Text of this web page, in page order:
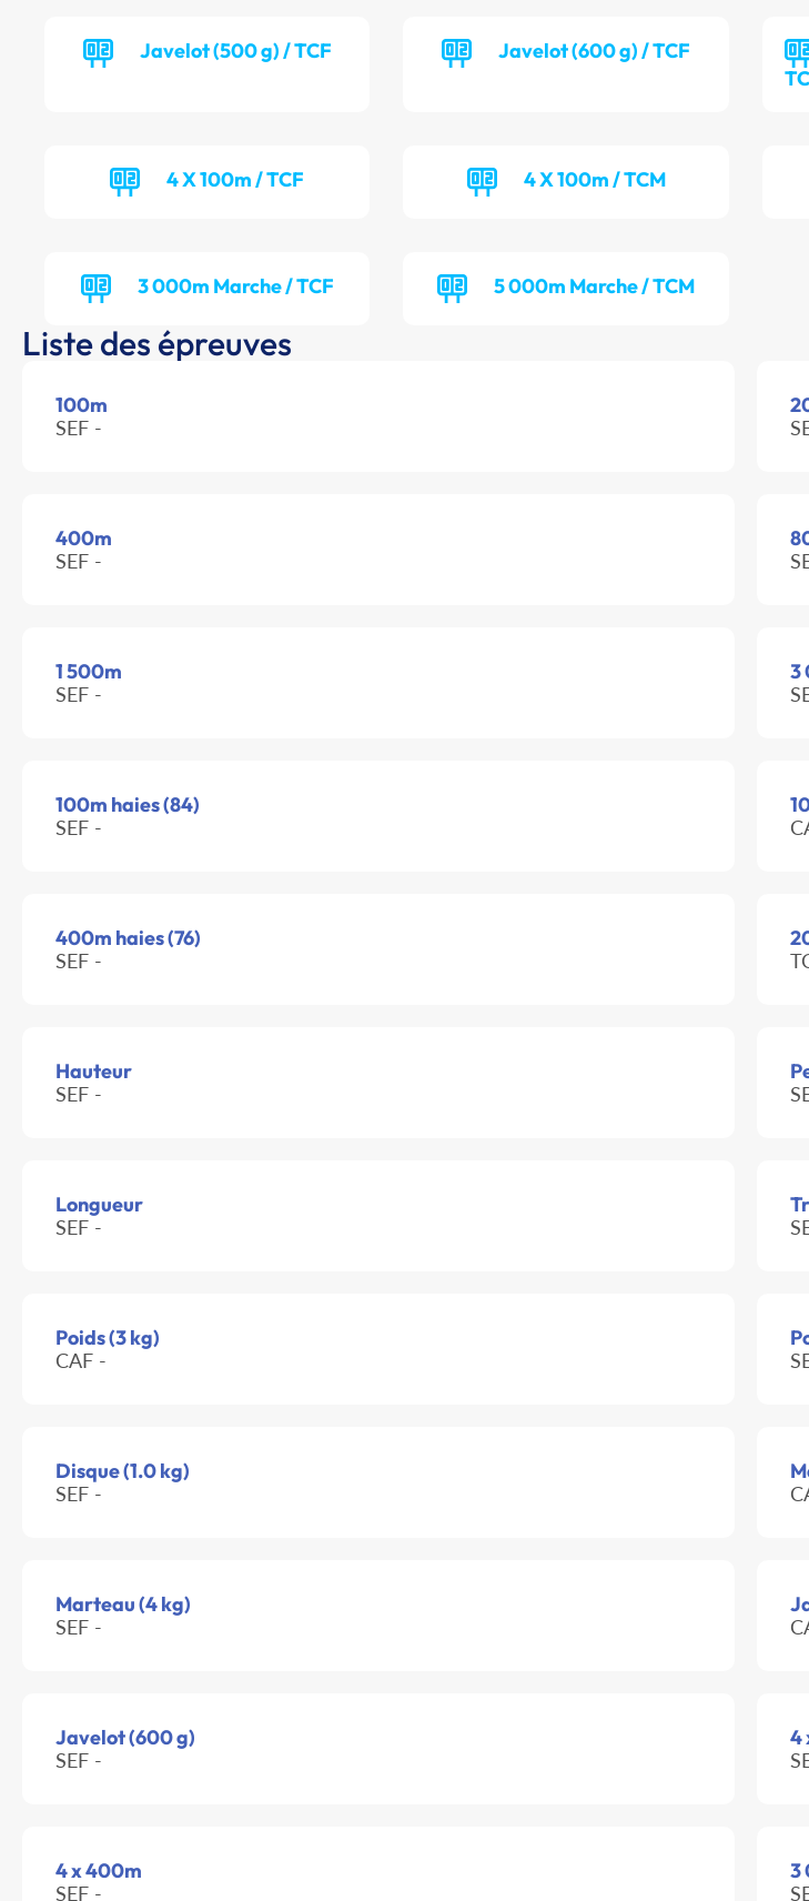
Javelot (500 g) / TCF Javelot (600 g) / TCF
4 X 100m / TCF 4 X 100m / TCM
3 000m Marche / TCF 5 000m Marche / TCM
Liste des épreuves
100m
SEF -
400m
SEF -
1 500m
SEF -
3
100m haies (84)
SEF -
400m haies (76)
SEF -
Hauteur
SEF -
Longueur
SEF -
Poids (3 kg)
CAF -
Disque (1.0 kg)
SEF -
Marteau (4 kg)
SEF -
Javelot (600 g)
SEF -
4
4 x 400m
SEF -
3